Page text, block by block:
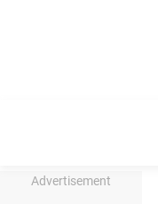
Advertisement